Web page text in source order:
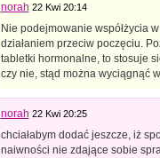
norah 22 Kwi 20:14
Nie podejmowanie współżycia
działaniem przeciw poczęciu.
tabletki hormonalne, to stosuje
czy nie, stąd można wyciągnąć
norah 22 Kwi 20:25
chciałabym dodać jeszcze, iż
naiwności nie zdające sobie